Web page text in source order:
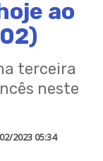
ao
terceira
neste
2023 05:34